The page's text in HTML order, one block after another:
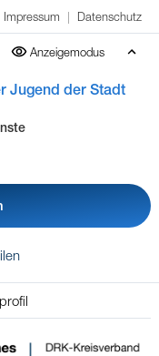
Impressum | Datenschutz
Anzeigemodus
Jugend der Stadt